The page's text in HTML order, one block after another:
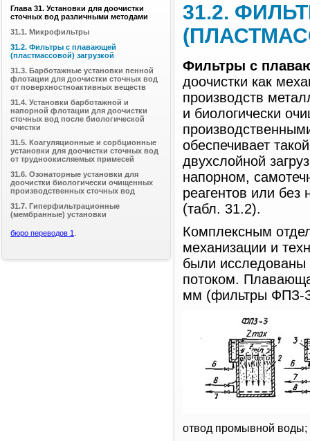
31.2.
Фильтры с
доочистки как
производств
и биологически
обеспечивает
двухслойной
напорном,
реагентов или без
(табл. 31.2).
Комплексным
механизации и
были исследованы
потоком.
мм (фильтры ФПЗ-
отвод промывной
Глава 31. Установки для доочистки
сточных вод различными методами
31.1. Микрофильтры
31.2. Фильтры с плавающей
(пластмассовой) загрузкой
31.3. Барботажные установки пенной
флотации для доочистки сточных вод
от поверхностноактивных веществ
31.4. Установки барботажной и
напорной флотации для доочистки
сточных вод после биологической
очистки
31.5. Коагуляционные и сорбционные
установки для доочистки сточных вод
от трудноокисляемых примесей
31.6. Озонаторные установки для
доочистки биологически очищенных
производственных сточных вод
31.7. Гиперфильтрационные
(мембранные) установки
бюро переводов 1